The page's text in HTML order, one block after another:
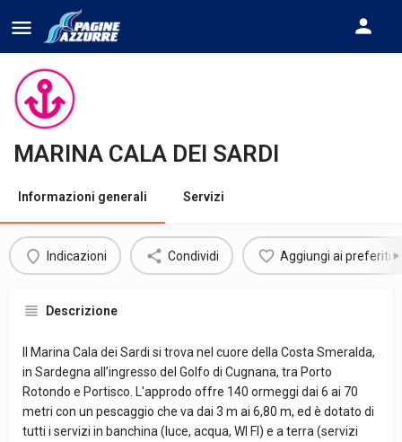
MARINA CALA DEI SARDI
Informazioni generali Servizi
Indicazioni Condividi Aggiungi ai preferiti
Descrizione
Il Marina Cala dei Sardi si trova nel cuore della Costa Smeralda,
in Sardegna all’ingresso del Golfo di Cugnana, tra Porto
Rotondo e Portisco. L'approdo offre 140 ormeggi dai 6 ai 70
metri con un pescaggio che va dai 3 m ai 6,80 m, ed è dotato di
tutti i servizi in banchina (luce, acqua, WI FI) e a terra (servizi